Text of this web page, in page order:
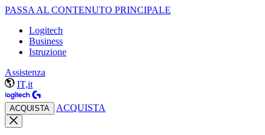
PASSA AL CONTENUTO PRINCIPALE
Logitech
Business
Istruzione
Assistenza
IT,it
ACQUISTA ACQUISTA